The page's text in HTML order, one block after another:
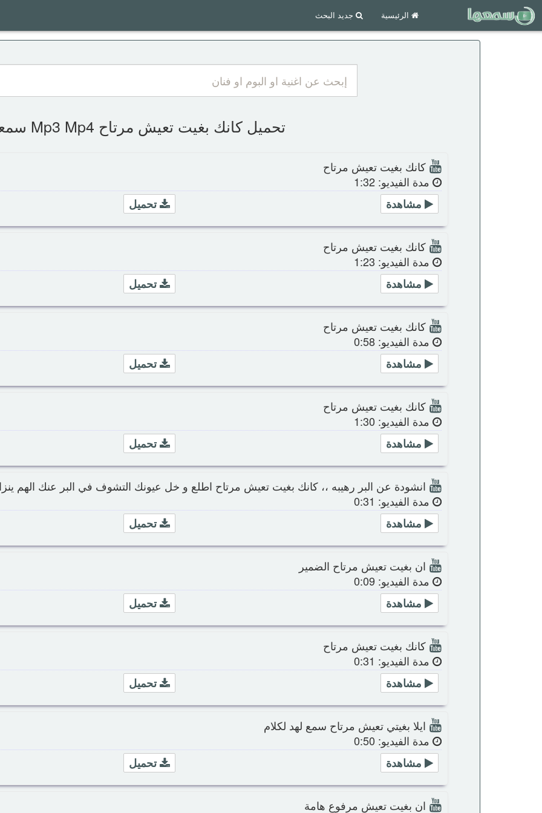
الرئيسية جديد البحث
تحميل كانك بغيت تعيش مرتاح Mp3 Mp4 سمعها
كانك بغيت تعيش مرتاح
مدة الفيديو: 1:32
تحميل
مشاهدة
كانك بغيت تعيش مرتاح
مدة الفيديو: 1:23
تحميل
مشاهدة
كانك بغيت تعيش مرتاح
مدة الفيديو: 0:58
تحميل
مشاهدة
كانك بغيت تعيش مرتاح
مدة الفيديو: 1:30
تحميل
مشاهدة
انشودة عن البر رهيبه ،، كانك بغيت تعيش مرتاح اطلع و خل عيونك التشوف في البر عنك الهم
مدة الفيديو: 0:31
تحميل
مشاهدة
ان بغيت تعيش مرتاح الضمير
مدة الفيديو: 0:09
تحميل
مشاهدة
كانك بغيت تعيش مرتاح
مدة الفيديو: 0:31
تحميل
مشاهدة
ايلا بغيتي تعيش مرتاح سمع لهد لكلام
مدة الفيديو: 0:50
تحميل
مشاهدة
ان بغيت تعيش مرفوع هامة